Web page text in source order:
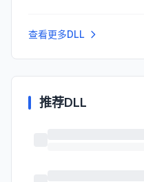
查看更多DLL
推荐DLL